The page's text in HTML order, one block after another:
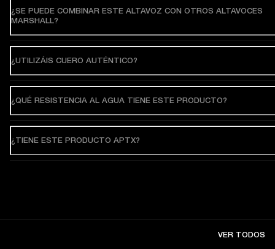
¿SE PUEDE COMBINAR ESTE ALTAVOZ CON OTROS ALTAVOCES
MARSHALL?
¿UTILIZÁIS CUERO AUTÉNTICO?
¿QUÉ RESISTENCIA AL AGUA TIENE ESTE PRODUCTO?
¿TIENE ESTE PRODUCTO APTX?
VER TODOS